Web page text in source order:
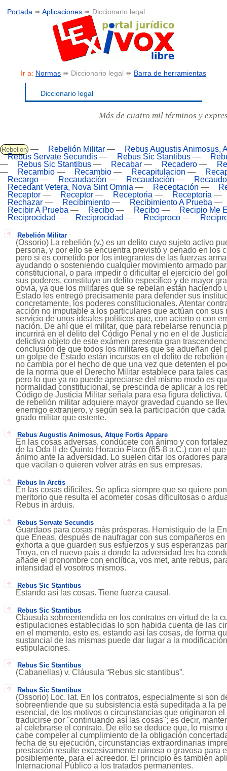
Portada ➠Aplicaciones ➠ Diccionario legal
Ir a: Normas ➠ Diccionario legal ➠ Barra de herramientas
Diccionario legal
Más de cuatro mil términos y
Rebelion — Rebelión Militar —
Rebus Augustis Animosus,
Rebus Servate Secundis — Rebus Sic Stantibus —
—
Rebus Sic Stantibus — Recabar — Recadero —
—
Recambio — Recambio — Recapitulacion —
Recargo — Recaudación — Recaudación —
Recaudo
Recedant Vetera, Nova Sint Omnia — Receptación —
Receptor — Receptor — Receptoria — Receptoría —
Rechazar — Recibimiento — Recibimiento A Prueba —
Recibir A Prueba — Recibo — Recibo —
Recipio Me
Reciprocidad — Reciprocidad — Reciproco —
Rebelión Militar
(Ossorio) La rebelión (v.) es un delito cuyo sujeto activo
persona, y por ello se encuentra previsto y penado en los
pero si es cometido por los integrantes de las fuerzas
ayudando o sosteniendo cualquier movimiento armado
constitucional, o para impedir o dificultar el ejercicio del
sus poderes, constituye un delito específico y de mayor
obvia, ya que los militares que se rebelan están haciendo
Estado les entregó precisamente para defender sus
concretamente, los poderes constitucionales. Atentar
acción no imputable a los particulares que actúan con
servicio de unos ideales políticos que, con acierto o con
nación. De ahí que el militar, que para rebelarse renuncia
incurrirá en el delito del Código Penal y no en el de
delictiva objeto de este exámen presenta gran
conclusión de que todos los militares que se adueñan del
un golpe de Estado están incursos en el delito de
no cambia por el hecho de que una vez que detenten el
de la norma que el Derecho Militar establece para tales
pero lo que ya no puede apreciarse del mismo modo es
normalidad constitucional, se prescinda de aplicar a los
Código de Justicia Militar señala para esa figura delictiva.
de rebelión militar adquiere mayor gravedad cuando se
enemigo extranjero, y según sea la participación que
grado militar que ostente.
Rebus Augustis Animosus, Atque Fortis Appare
En las cosas adversas, condúcete con ánimo y con
de la Oda II de Quinto Horacio Flaco (65-8 a.C.) con el
ánimo ante la adversidad. Lo suelen citar los oradores
que vacilan o quieren volver atrás en sus empresas.
Rebus In Arctis
En las cosas difíciles. Se aplica siempre que se quiere
meritorio que resulta el acometer cosas dificultosas o
Rebus in arduis.
Rebus Servate Secundis
Guardaos para cosas más prósperas. Hemistiquio de la
que Eneas, después de naufragar con sus compañeros
exhorta a que guarden sus esfuerzos y sus esperanzas
Troya, en el nuevo país a donde la adversidad les ha
añade el pronombre con enclítica, vos met, ante rebus,
intensidad el vosotros mismos.
Rebus Sic Stantibus
Estando así las cosas. Tiene fuerza causal.
Rebus Sic Stantibus
Cláusula sobreentendida en los contratos en virtud de la
estipulaciones establecidas lo son habida cuenta de las
en el momento, esto es, estando así las cosas, de forma
sustancial de las mismas puede dar lugar a la
estipulaciones.
Rebus Sic Stantibus
(Cabanellas) v. Cláusula “Rebus sic stantibus”.
Rebus Sic Stantibus
(Ossorio) Loc. lat. En los contratos, especialmente si son
sobreentiende que su subsistencia está supeditada a la
esencial, de los motivos o circunstancias que originaron
traducirse por "continuando así las cosas"; es decir,
al celebrarse el contrato. De ello se deduce que, lo
cabe compeler al cumplimiento de la obligación
fecha de su ejecución, circunstancias extraordinarias
prestación resulte excesivamente ruinosa o gravosa para
posiblemente, para el acreedor. El principio es también
Internacional Público a los tratados permanentes.